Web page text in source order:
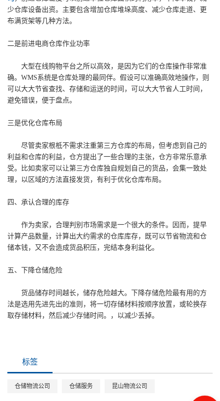
少仓库设备出资。主要包含增加仓库堆垛高度、减少仓库走道、更
布满货架等几种方法。
二是前进电商仓库作业功率
大型在线购物平台之所以高效，是因为它们的仓库操作非常准
确。WMS系统是仓库处理的最同伴。假设可以准确高效地操作，则
可以大大节省查找、存储和运送的时间，可以大大节省人工时间，
避免错误，便于盘点。
三是优化仓库布局
尽管卖家根柢不需求注重第三方仓库的布局，但考虑到自己的
利益和仓库的利益，仓方提出了一些合理的主张，仓方非常乐意承
受。比如卖家可以让第三方仓库独自规划自己的货品，会集一致处
理，以区域的方法直接发货，有利于优化仓库布局。
四、承认合理的库存
作为卖家，合理判别市场需求是一个很大的条件。因而，提早
计算产品数量，计算出大约需求的仓库库存，既可以节省物流和仓
储本钱，又不会造成货品积压，完结本身利益化。
五、下降仓储危险
货品储存时间越长，储存危险越大。下降存储危险最有用的方
法是选用先进先出的准则，将一切存储材料按顺序放置，或轮换存
取存储材料，然后减少存储时间。，以减少丢掉。
标签
仓储物流公司 仓储服务 昆山物流公司